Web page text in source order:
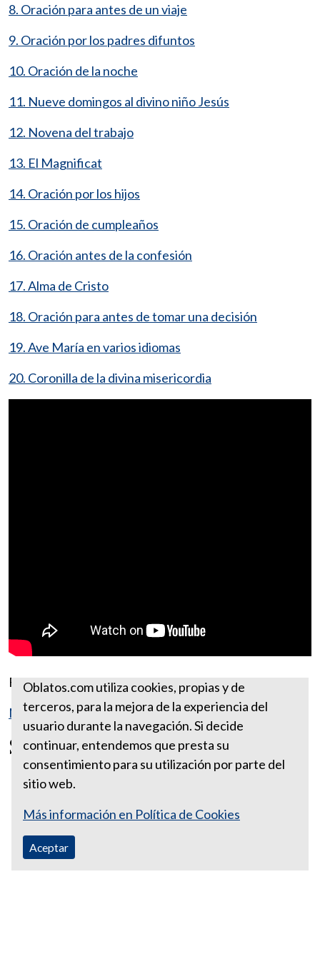
8. Oración para antes de un viaje
9. Oración por los padres difuntos
10. Oración de la noche
11. Nueve domingos al divino niño Jesús
12. Novena del trabajo
13. El Magnificat
14. Oración por los hijos
15. Oración de cumpleaños
16. Oración antes de la confesión
17. Alma de Cristo
18. Oración para antes de tomar una decisión
19. Ave María en varios idiomas
20. Coronilla de la divina misericordia
Fuente:https://www.ewtn.com
Más reflexiones de Mayo
San Isidro Labrador
Oblatos.com utiliza cookies, propias y de
terceros, para la mejora de la experiencia del
usuario durante la navegación. Si decide
continuar, entendemos que presta su
consentimiento para su utilización por parte del
sitio web.
Más información en Política de Cookies
Aceptar